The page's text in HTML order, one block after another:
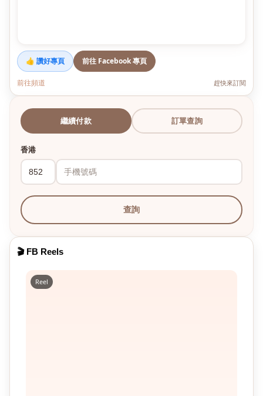
👍 讚好專頁 前往 Facebook 專頁
前往頻道 趕快來訂閱
繼續付款 訂單查詢
香港
查詢
🎬 FB Reels
Reel